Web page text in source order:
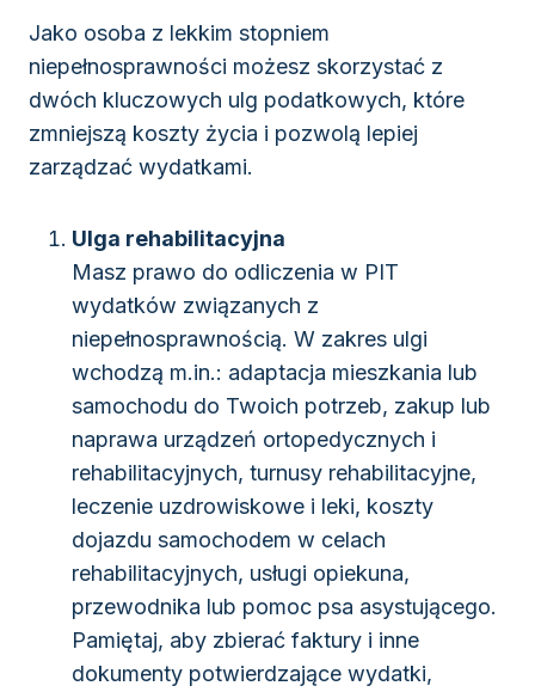
Jako osoba z lekkim stopniem
niepełnosprawności możesz skorzystać z
dwóch kluczowych ulg podatkowych, które
zmniejszą koszty życia i pozwolą lepiej
zarządzać wydatkami.
Ulga rehabilitacyjna
Masz prawo do odliczenia w PIT
wydatków związanych z
niepełnosprawnością. W zakres ulgi
wchodzą m.in.: adaptacja mieszkania lub
samochodu do Twoich potrzeb, zakup lub
naprawa urządzeń ortopedycznych i
rehabilitacyjnych, turnusy rehabilitacyjne,
leczenie uzdrowiskowe i leki, koszty
dojazdu samochodem w celach
rehabilitacyjnych, usługi opiekuna,
przewodnika lub pomoc psa asystującego.
Pamiętaj, aby zbierać faktury i inne
dokumenty potwierdzające wydatki,